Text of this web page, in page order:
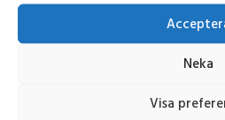
Neka
Visa
Är Mousetrapper
Mousetrapper Lite?